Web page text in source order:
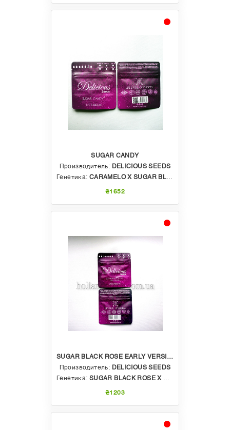
SUGAR CANDY
Производитель: DELICIOUS SEEDS
Генетика: CARAMELO X SUGAR BLACK ROSE
₴1652
SUGAR BLACK ROSE EARLY VERSION
Производитель: DELICIOUS SEEDS
Генетика: SUGAR BLACK ROSE X RUDERALIS
₴1203